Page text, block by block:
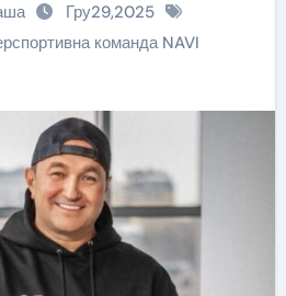
Гру29,2025
команда NAVI